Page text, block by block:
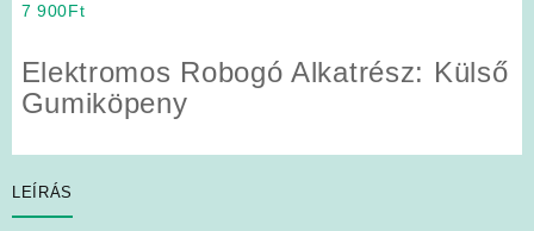
7 900Ft
Elektromos Robogó Alkatrész: Külső
Gumiköpeny
LEÍRÁS